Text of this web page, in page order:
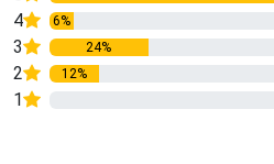
4
6%
3
24%
2
12%
1